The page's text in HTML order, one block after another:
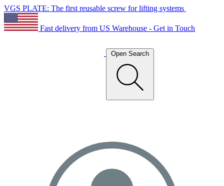
VGS PLATE: The first reusable screw for lifting systems
Fast delivery from US Warehouse - Get in Touch
Open Search